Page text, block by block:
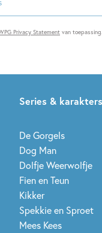
Privacy Statement van toepassing.
Series & karakters
De Gorgels
Dog Man
Dolfje Weerwolfje
Fien en Teun
Kikker
Spekkie en Sproet
Mees Kees